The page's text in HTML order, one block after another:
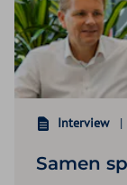
Interview
Samen